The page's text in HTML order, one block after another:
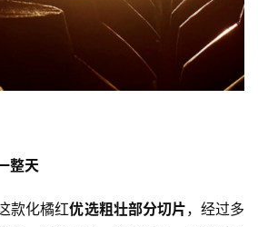
整天
款化橘红优选粗壮部分切片，经过多